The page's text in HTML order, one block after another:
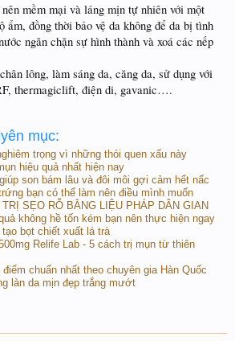
mềm mại và láng mịn tự nhiên với một
ẩm, đồng thời bảo vệ da không để da bị tình
ngăn chặn sự hình thành và xoá các nếp
lông, làm sáng da, căng da, sử dụng với
thermagiclift, điện di, gavanic….
mục:
trọng vì những thói quen xấu này
hiệu quả nhất hiện nay
son bám lâu và đôi môi gợi cảm hết nấc
bạn có thể làm nên điều mình muốn
TRỊ SẸO RỖ BẰNG LIỆU PHÁP DÂN GIAN
không hề tốn kém bạn nên thực hiện ngay
bọt chiết xuất lá trà
Relife Lab - 5 cách trị mụn từ thiên
chuẩn nhất theo chuyên gia Hàn Quốc
làn da mịn đẹp trắng mướt